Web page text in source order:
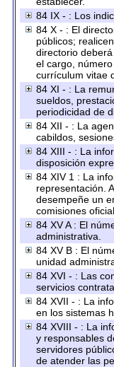
84 IX - : Los
84 X - : El
públicos;
directorio
el cargo,
currículum vitae
84 XI - : La
sueldos,
periodicidad de
84 XII - : La
cabildos,
84 XIII - : La
disposición
84 XIV 1 : La
representación.
desempeñe un
comisiones
84 XV A : El
administrativa.
84 XV B : El
unidad
84 XVI - : Las
servicios
84 XVII - : La
en los sistemas
84 XVIII - : La
y responsables
servidores
de atender las